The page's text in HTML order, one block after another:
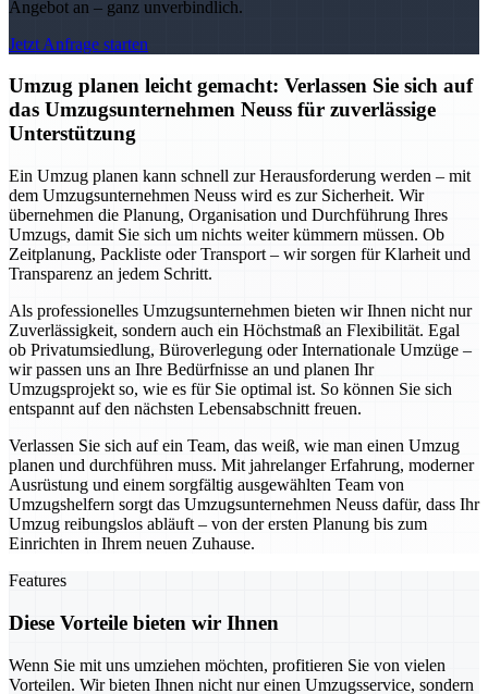
Angebot an – ganz unverbindlich.
Jetzt Anfrage starten
Umzug planen leicht gemacht: Verlassen Sie sich auf
das Umzugsunternehmen Neuss für zuverlässige
Unterstützung
Ein Umzug planen kann schnell zur Herausforderung werden – mit
dem Umzugsunternehmen Neuss wird es zur Sicherheit. Wir
übernehmen die Planung, Organisation und Durchführung Ihres
Umzugs, damit Sie sich um nichts weiter kümmern müssen. Ob
Zeitplanung, Packliste oder Transport – wir sorgen für Klarheit und
Transparenz an jedem Schritt.
Als professionelles Umzugsunternehmen bieten wir Ihnen nicht nur
Zuverlässigkeit, sondern auch ein Höchstmaß an Flexibilität. Egal
ob Privatumsiedlung, Büroverlegung oder Internationale Umzüge –
wir passen uns an Ihre Bedürfnisse an und planen Ihr
Umzugsprojekt so, wie es für Sie optimal ist. So können Sie sich
entspannt auf den nächsten Lebensabschnitt freuen.
Verlassen Sie sich auf ein Team, das weiß, wie man einen Umzug
planen und durchführen muss. Mit jahrelanger Erfahrung, moderner
Ausrüstung und einem sorgfältig ausgewählten Team von
Umzugshelfern sorgt das Umzugsunternehmen Neuss dafür, dass Ihr
Umzug reibungslos abläuft – von der ersten Planung bis zum
Einrichten in Ihrem neuen Zuhause.
Features
Diese Vorteile bieten wir Ihnen
Wenn Sie mit uns umziehen möchten, profitieren Sie von vielen
Vorteilen. Wir bieten Ihnen nicht nur einen Umzugsservice, sondern